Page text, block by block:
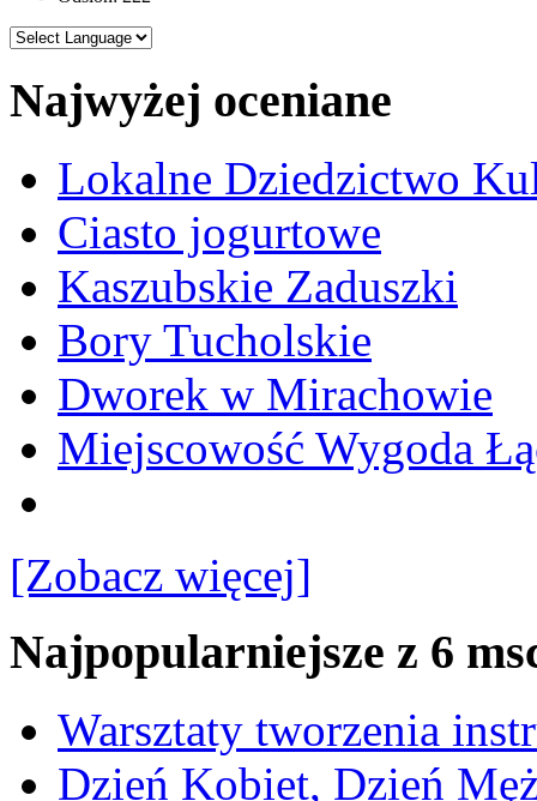
Najwyżej oceniane
Lokalne Dziedzictwo
Ciasto jogurtowe
Kaszubskie Zaduszki
Bory Tucholskie
Dworek w Mirachowie
Miejscowość Wygoda
[Zobacz więcej]
Najpopularniejsze z 6
Warsztaty tworzenia
Dzień Kobiet, Dzień